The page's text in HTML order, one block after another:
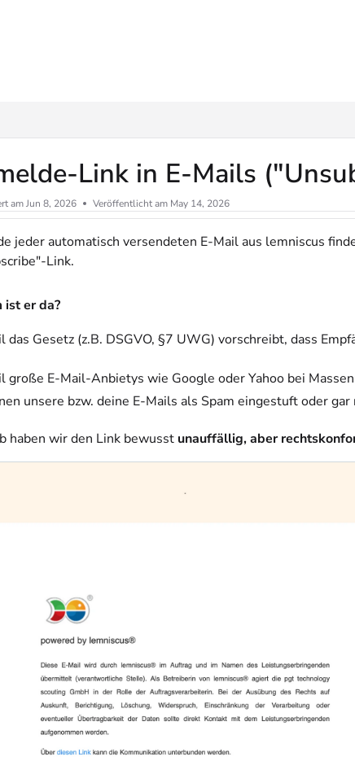
Link in E-Mails
amJun 8, 2026 Veröffentlicht am May 14, 2026
jeder automatisch versendeten E-Mail aus lemniscus
Link.
ist er da?
das Gesetz (z.B. DSGVO, §7 UWG) vorschreibt, dass
große E-Mail-Anbietys wie Google oder Yahoo bei
unsere bzw. deine E-Mails als Spam eingestuft oder
haben wir den Link bewusst unauffällig, aber